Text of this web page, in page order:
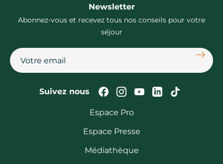
Newsletter
Abonnez-vous et recevez tous nos conseils pour votre
séjour
Suivez nous Suivez-nous sur
Suivez-nous sur
Suivez-nous
Suivez-Suivez-
Espace Pro
Espace Presse
Médiathèque